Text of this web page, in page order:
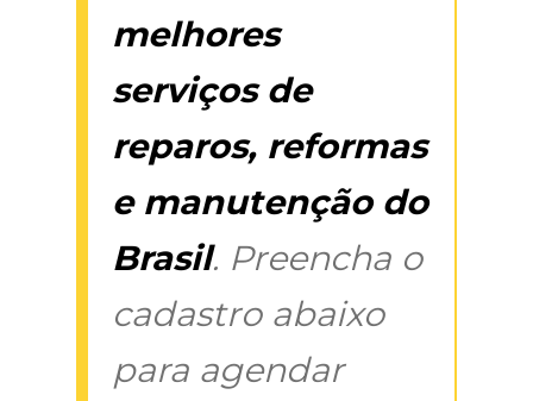
melhores
serviços de
reparos, reformas
e manutenção do
Brasil. Preencha o
cadastro abaixo
para agendar